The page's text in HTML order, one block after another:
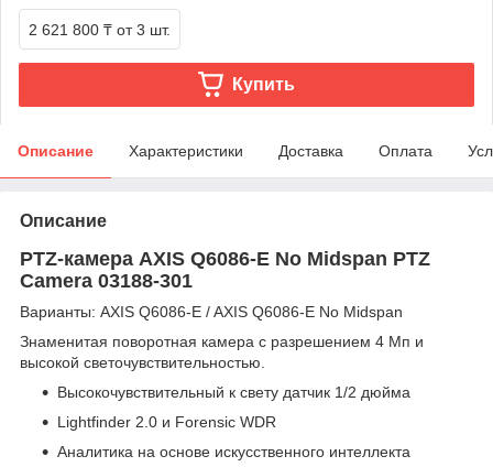
2 621 800 ₸ от 3 шт.
Купить
Описание Характеристики Доставка Оплата
Описание
PTZ-камера AXIS Q6086-E No Midspan PTZ
Camera 03188-301
Варианты: AXIS Q6086-E / AXIS Q6086-E No Midspan
Знаменитая поворотная камера с разрешением 4 Мп и
высокой светочувствительностью.
Высокочувствительный к свету датчик 1/2 дюйма
Lightfinder 2.0 и Forensic WDR
Аналитика на основе искусственного интеллекта